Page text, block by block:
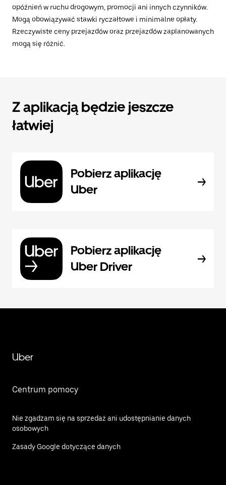
opóźnień w ruchu drogowym, promocji ani innych czynników.
Mogą obowiązywać stawki ryczałtowe i minimalne opłaty.
Rzeczywiste ceny przejazdów oraz przejazdów zaplanowanych
mogą się różnić.
Z aplikacją będzie jeszcze
łatwiej
Pobierz aplikację
Uber
Pobierz aplikację
Uber Driver
Uber
Centrum pomocy
Nie zgadzam się na sprzedaż ani udostępnianie danych
osobowych
Zasady Google dotyczące danych